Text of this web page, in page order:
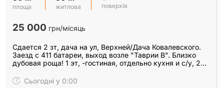
площа житлова поверхів
25 000 грн/місяць
Сдается 2 зт, дача на ул, Верхней/Дача Ковалевского.
Заезд с 411 батареи, выход возле "Таврии В". Близко
дубовая роща! 1 эт, -гостиная, отдельно кухня и с/у, 2
Сьогодні у 0:00